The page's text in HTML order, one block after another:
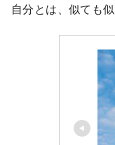
自分とは、似ても